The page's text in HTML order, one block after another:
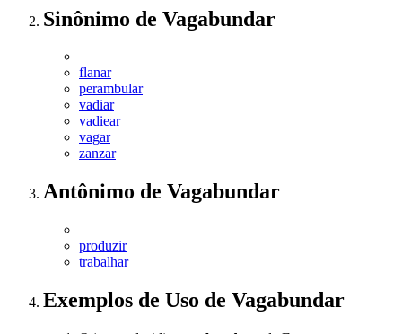
Sinônimo de Vagabundar
flanar
perambular
vadiar
vadiear
vagar
zanzar
Antônimo de Vagabundar
produzir
trabalhar
Exemplos de Uso de Vagabundar